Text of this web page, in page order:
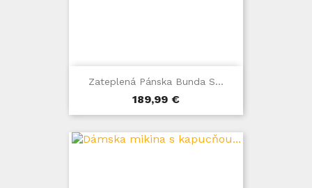
Zateplená Pánska Bunda S...
Cena
189,99 €